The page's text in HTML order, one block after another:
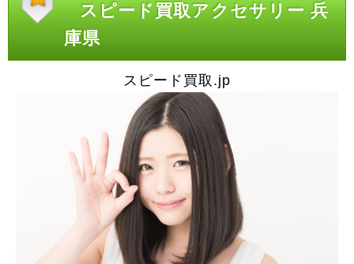
スピード買取アクセサリー 兵
庫県
スピード買取.jp